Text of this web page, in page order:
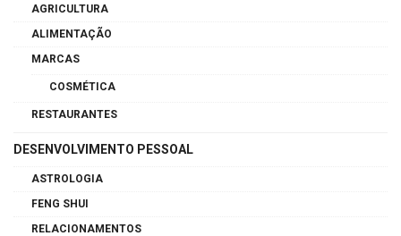
AGRICULTURA
ALIMENTAÇÃO
MARCAS
COSMÉTICA
RESTAURANTES
DESENVOLVIMENTO PESSOAL
ASTROLOGIA
FENG SHUI
RELACIONAMENTOS